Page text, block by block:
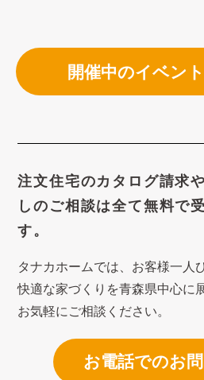
開催中のイベン
注文住宅のカタログ請求
しのご相談は全て無料で
す。
タナカホームでは、お客様一人
快適な家づくり を青森県中心に
お気軽にご相談ください。
お電話でのお